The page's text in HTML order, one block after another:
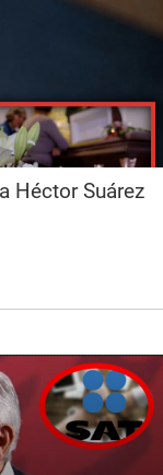
Héctor Suárez